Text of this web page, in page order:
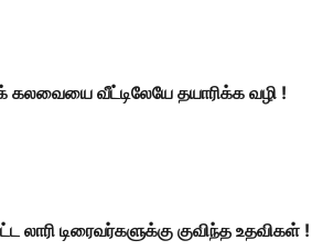
கலவையை வீட்டிலேயே தயாரிக்க வழி !
லாரி டிரைவர்களுக்கு குவிந்த உதவிகள் !